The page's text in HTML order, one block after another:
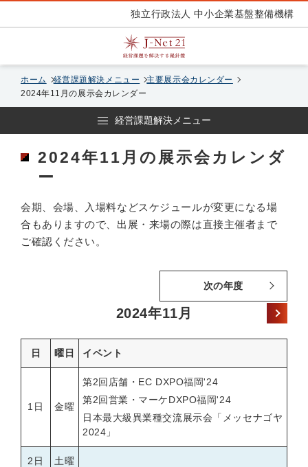
独立行政法人 中小企業基盤整備機構
ホーム 経営課題解決メニュー
主要展示会カレンダー
2024年11月の展示会カレンダー
経営課題解決メニュー
2024年11月の展示会カレンダ
ー
会期、会場、入場料などスケジュールが変更になる場
合もありますので、出展・来場の際は直接主催者まで
ご確認ください。
2024年11月
次の年度
日 曜日 イベント
1日 金曜
第2回店舗・EC DXPO福岡'24
第2回営業・マーケDXPO福岡'24
日本最大級異業種交流展示会「メッセナゴヤ
2024」
2日 土曜